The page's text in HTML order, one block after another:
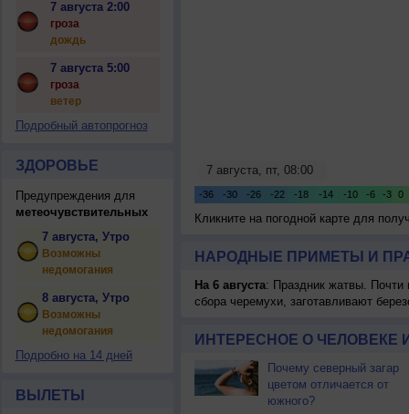
7 августа 2:00
гроза
дождь
7 августа 5:00
гроза
ветер
Подробный автопрогноз
ЗДОРОВЬЕ
Предупреждения для
метеочувствительных
7 августа, Утро
Возможны
недомогания
8 августа, Утро
Возможны
недомогания
Подробно на 14 дней
ВЫЛЕТЫ
Кликните на погодной карте для
НАРОДНЫЕ ПРИМЕТЫ И
На 6 августа: Праздник жатвы. Почти
сбора черемухи, заготавливают
ИНТЕРЕСНОЕ О ЧЕЛОВЕКЕ
Почему северный загар
цветом отличается от
южного?